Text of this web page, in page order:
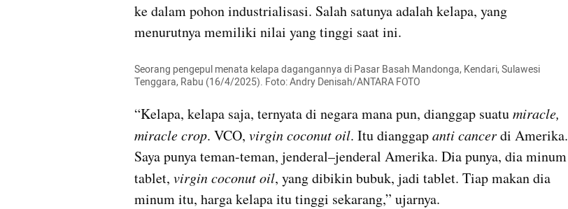
ke dalam pohon industrialisasi. Salah satunya adalah kelapa, yang
menurutnya memiliki nilai yang tinggi saat ini.
Seorang pengepul menata kelapa dagangannya di Pasar Basah Mandonga, Kendari, Sulawesi
Tenggara, Rabu (16/4/2025). Foto: Andry Denisah/ANTARA FOTO
“Kelapa, kelapa saja, ternyata di negara mana pun, dianggap suatu miracle,
miracle crop. VCO, virgin coconut oil. Itu dianggap anti cancer di Amerika.
Saya punya teman-teman, jenderal–jenderal Amerika. Dia punya, dia minum
tablet, virgin coconut oil, yang dibikin bubuk, jadi tablet. Tiap makan dia
minum itu, harga kelapa itu tinggi sekarang,” ujarnya.